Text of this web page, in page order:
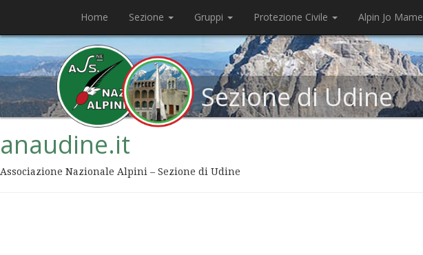
Home Sezione Gruppi Protezione Civile Alpin Jo Mame
Sezione di Udine
anaudine.it
Associazione Nazionale Alpini – Sezione di Udine